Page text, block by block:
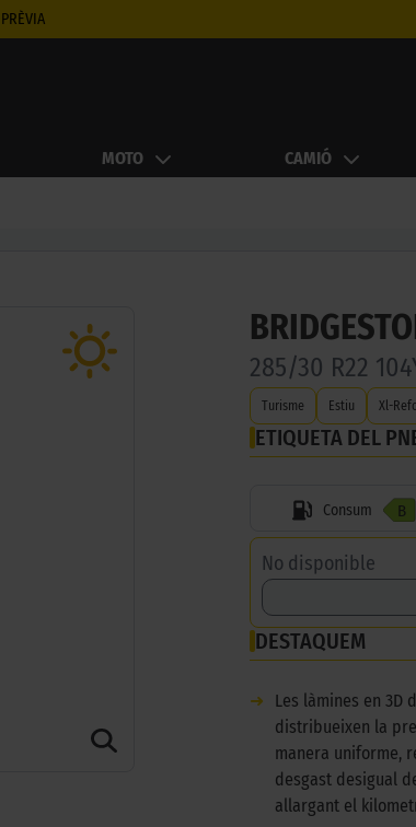
MOTO CAMIÓ
285/30 R22
Turisme Estiu Xl-
ETIQUETA DEL
Consum B
No disponible
DESTAQUEM
➜
Les làmines en 3D
distribueixen la
manera uniforme,
desgast desigual
allargant el